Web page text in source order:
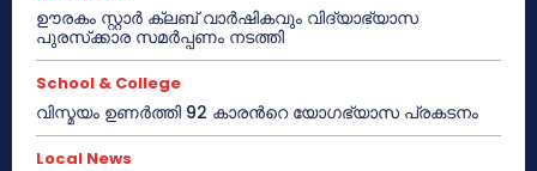
ഊരകം സ്റ്റാർ ക്ലബ് വാർഷികവും വിദ്യാഭ്യാസ
പുരസ്‌ക്കാര സമർപ്പണം നടത്തി
School & College
വിസ്മയം ഉണർത്തി 92 കാരൻറെ യോഗഭ്യാസ പ്രകടനം
Local News